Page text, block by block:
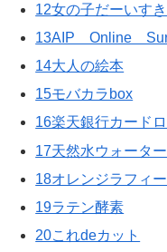
12女の子だーいすき
13AIP Online
14大人の絵本
15モバカラbox
16楽天銀行カード
17天然水ウォータ
18オレンジラフィ
19ラテン酵素
20これdeカット